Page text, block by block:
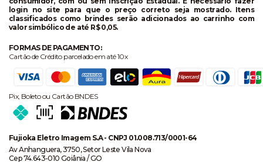
login no site para que o preço correto seja mostrado. Itens
classificados como brindes serão adicionados ao carrinho com
valor simbólico de até R$ 0,05.
FORMAS DE PAGAMENTO:
Cartão de Crédito parcelado em até 10x
Pix, Boleto ou Cartão BNDES
Fujioka Eletro Imagem S.A - CNPJ 01.008.713/0001-64
Av Anhanguera, 3750, Setor Leste Vila Nova
Cep 74.643-010 Goiânia / GO